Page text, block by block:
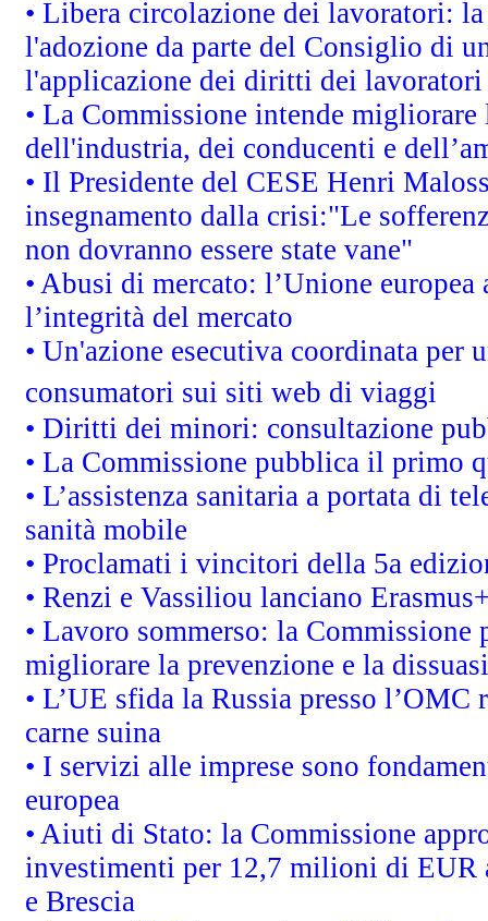
• Libera circolazione dei lavoratori:
l'adozione da parte del Consiglio di
l'applicazione dei diritti dei lavoratori
• La Commissione intende
dell'industria, dei conducenti e
• Il Presidente del CESE Henri
insegnamento dalla crisi:"Le
non dovranno essere state vane"
• Abusi di mercato: l’Unione
l’integrità del mercato
• Un'azione esecutiva coordinata
consumatori sui siti web di viaggi
• Diritti dei minori: consultazione
• La Commissione pubblica il primo
• L’assistenza sanitaria a portata di
sanità mobile
• Proclamati i vincitori della 5a
• Renzi e Vassiliou lanciano
• Lavoro sommerso: la
migliorare la prevenzione e la
• L’UE sfida la Russia presso
carne suina
• I servizi alle imprese sono
europea
• Aiuti di Stato: la Commissione
investimenti per 12,7 milioni di EUR
e Brescia